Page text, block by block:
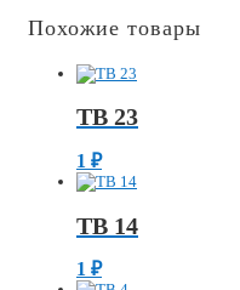
Похожие товары
ТВ 23
1 ₽
ТВ 14
1 ₽